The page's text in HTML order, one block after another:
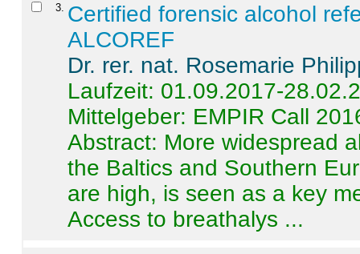
3 Certified forensic alcohol
ALCOREF
Dr. rer. nat. Rosemarie
Laufzeit: 01.09.2017-
Mittelgeber: EMPIR Call
Abstract: More widespread
the Baltics and Southern
are high, is seen as a key
Access to breathalys ...